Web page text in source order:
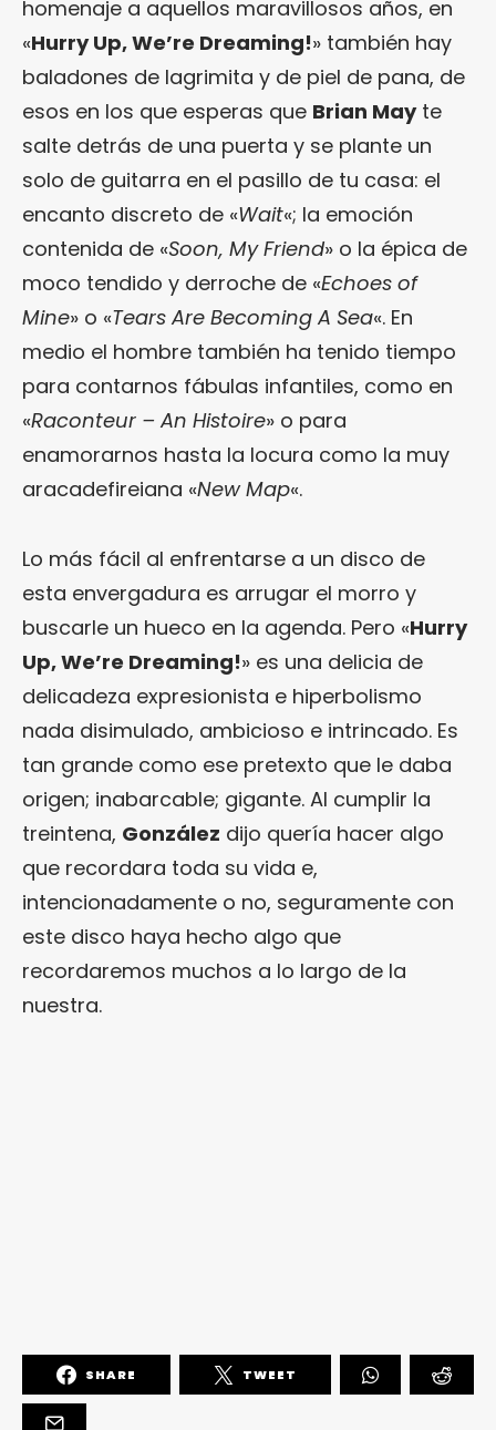
homenaje a aquellos maravillosos años, en
«Hurry Up, We’re Dreaming!» también hay
baladones de lagrimita y de piel de pana, de
esos en los que esperas que Brian Mayte
salte detrás de una puerta y se plante un
solo de guitarra en el pasillo de tu casa: el
encanto discreto de «Wait«; la emoción
contenida de «Soon, My Friend» o la épica de
moco tendido y derroche de «Echoes of
Mine» o «Tears Are Becoming A Sea«. En
medio el hombre también ha tenido tiempo
para contarnos fábulas infantiles, como en
«Raconteur – An Histoire» o para
enamorarnos hasta la locura como la muy
aracadefireiana «New Map«.
Lo más fácil al enfrentarse a un disco de
esta envergadura es arrugar el morro y
buscarle un hueco en la agenda. Pero «Hurry
Up, We’re Dreaming!» es una delicia de
delicadeza expresionista e hiperbolismo
nada disimulado, ambicioso e intrincado. Es
tan grande como ese pretexto que le daba
origen; inabarcable; gigante. Al cumplir la
treintena, González dijo quería hacer algo
que recordara toda su vida e,
intencionadamente o no, seguramente con
este disco haya hecho algo que
recordaremos muchos a lo largo de la
nuestra.
SHARE TWEET